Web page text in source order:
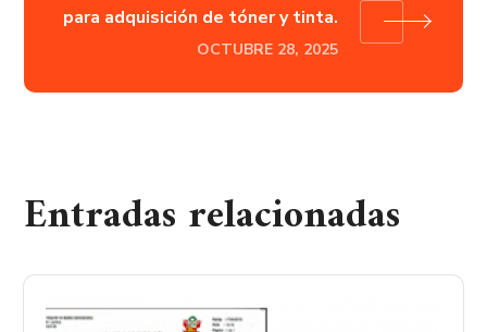
para adquisición de tóner y tinta.
OCTUBRE 28, 2025
Entradas relacionadas